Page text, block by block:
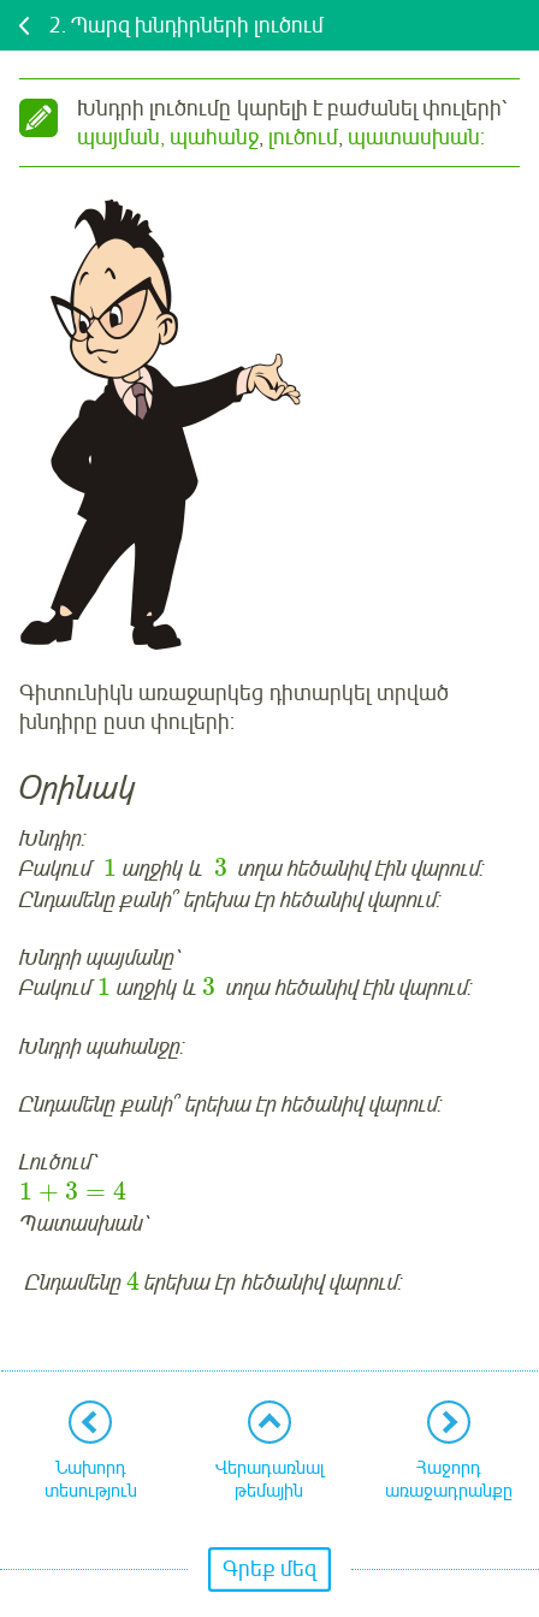
2. Պարզ խնդիրների լուծում
Խնդրի լուծումը կարելի է բաժանել փուլերի՝
պայման, պահանջ, լուծում, պատասխան:
Գիտունիկն առաջարկեց դիտարկել տրված
խնդիրը ըստ փուլերի:
Օրինակ
Խնդիր:
Բակում 1 աղջիկ և 3 տղա հեծանիվ էին վարում:
Ընդամենը քանի՞ երեխա էր հեծանիվ վարում:
Խնդրի պայմանը՝
Բակում1 աղջիկ և 3 տղա հեծանիվ էին վարում:
Խնդրի պահանջը:
Ընդամենը քանի՞ երեխա էր հեծանիվ վարում:
Լուծում՝
1 + 3 = 4
Պատասխան՝
Ընդամենը4երեխա էր հեծանիվ վարում:
Նախորդ
տեսություն
Վերադառնալ
թեմային
Հաջորդ
առաջադրանքը
Գրեք մեզ